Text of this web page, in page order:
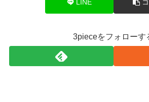
LINE
3pieceをフォローす